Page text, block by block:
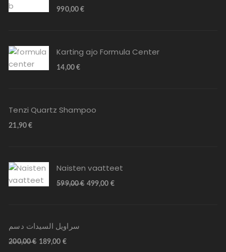
990,00€
Karting ajo Formula Center
14,00€
Tenzi Quartz Shampoo
21,90€
Naisten vaatteet
599,00€ 499,00 €
سراويل السيدات دسم
200,00€ 189,00 €